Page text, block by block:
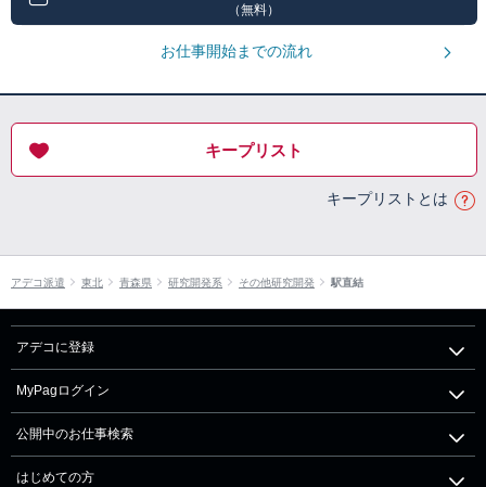
（無料）
お仕事開始までの流れ
キープリスト
キープリストとは
アデコ派遣 東北 青森県 研究開発系 その他研究開発 駅直結
アデコに登録
MyPagログイン
公開中のお仕事検索
はじめての方